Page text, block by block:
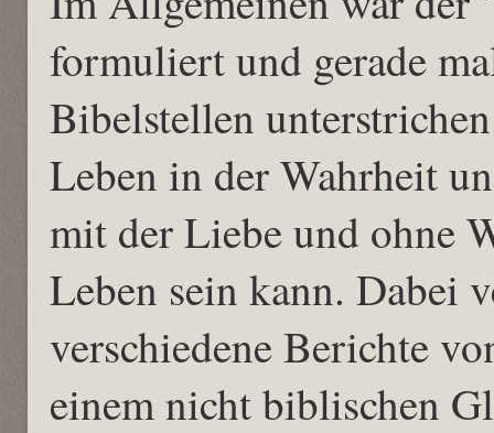
formuliert und gerade
Bibelstellen
Leben in der Wahrheit
mit der Liebe und ohne
Leben sein kann. Dabei
verschiedene Berichte
einem nicht biblischen